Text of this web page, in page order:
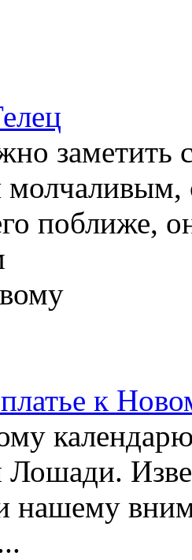
заметить
поближе,
к
Лошади.
нашему